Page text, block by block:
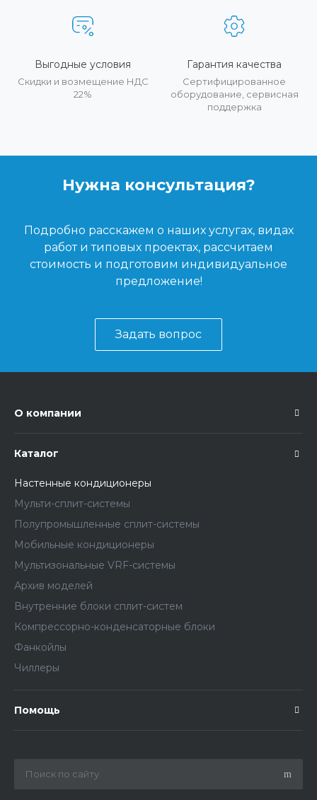
Выгодные условия
Скидки и возмещение НДС
22%
Гарантия качества
Сертифицированное
оборудование, сервисная
поддержка
Нужна консультация?
Подробно расскажем о наших услугах, видах
работ и типовых проектах, рассчитаем
стоимость и подготовим индивидуальное
предложение!
Задать вопрос
О компании
Каталог
Настенные кондиционеры
Мульти-сплит-системы
Полупромышленные сплит-системы
Мобильные кондиционеры
Мультизональные VRF-системы
Архив моделей
Внутренние блоки сплит-систем
Компрессорно-конденсаторные блоки
Фанкойлы
Чиллеры
Помощь